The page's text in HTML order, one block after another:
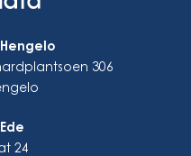
306
24